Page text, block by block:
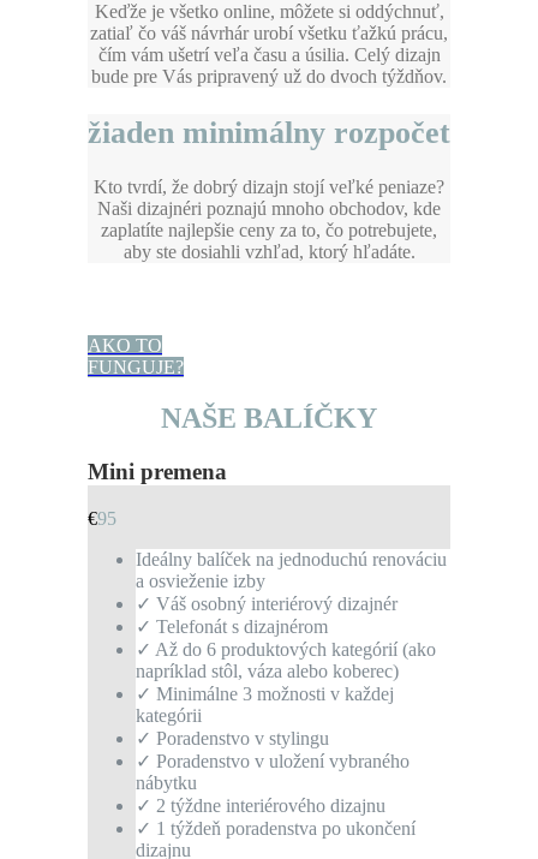
Keďže je všetko online, môžete si oddýchnuť,
zatiaľ čo váš návrhár urobí všetku ťažkú prácu,
čím vám ušetrí veľa času a úsilia. Celý dizajn
bude pre Vás pripravený už do dvoch týždňov.
žiaden minimálny rozpočet
Kto tvrdí, že dobrý dizajn stojí veľké peniaze?
Naši dizajnéri poznajú mnoho obchodov, kde
zaplatíte najlepšie ceny za to, čo potrebujete,
aby ste dosiahli vzhľad, ktorý hľadáte.
AKO TO
FUNGUJE?
NAŠE BALÍČKY
Mini premena
€95
Ideálny balíček na jednoduchú renováciu
a osvieženie izby
✓ Váš osobný interiérový dizajnér
✓ Telefonát s dizajnérom
✓ Až do 6 produktových kategórií (ako
napríklad stôl, váza alebo koberec)
✓ Minimálne 3 možnosti v každej
kategórii
✓ Poradenstvo v stylingu
✓ Poradenstvo v uložení vybraného
nábytku
✓ 2 týždne interiérového dizajnu
✓ 1 týždeň poradenstva po ukončení
dizajnu